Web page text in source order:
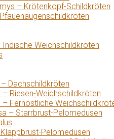
– Krötenkopf-Schildkröten
Weichschildkröten
Dachschildkröten
Riesen-Weichschildkröten
– Fernöstliche
– Starrbrust-Pelomedusen
Pelomedusen